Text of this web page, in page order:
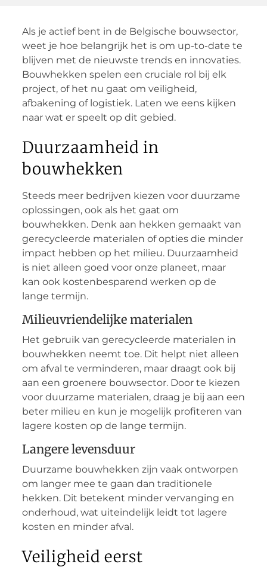
Als je actief bent in de Belgische bouwsector,
weet je hoe belangrijk het is om up-to-date te
blijven met de nieuwste trends en innovaties.
Bouwhekken spelen een cruciale rol bij elk
project, of het nu gaat om veiligheid,
afbakening of logistiek. Laten we eens kijken
naar wat er speelt op dit gebied.
Duurzaamheid in
bouwhekken
Steeds meer bedrijven kiezen voor duurzame
oplossingen, ook als het gaat om
bouwhekken. Denk aan hekken gemaakt van
gerecycleerde materialen of opties die minder
impact hebben op het milieu. Duurzaamheid
is niet alleen goed voor onze planeet, maar
kan ook kostenbesparend werken op de
lange termijn.
Milieuvriendelijke materialen
Het gebruik van gerecycleerde materialen in
bouwhekken neemt toe. Dit helpt niet alleen
om afval te verminderen, maar draagt ook bij
aan een groenere bouwsector. Door te kiezen
voor duurzame materialen, draag je bij aan een
beter milieu en kun je mogelijk profiteren van
lagere kosten op de lange termijn.
Langere levensduur
Duurzame bouwhekken zijn vaak ontworpen
om langer mee te gaan dan traditionele
hekken. Dit betekent minder vervanging en
onderhoud, wat uiteindelijk leidt tot lagere
kosten en minder afval.
Veiligheid eerst